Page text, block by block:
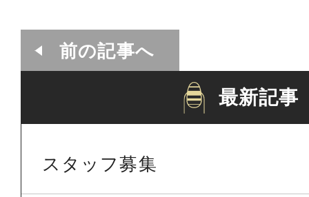
前の記事へ
最新記事
スタッフ募集